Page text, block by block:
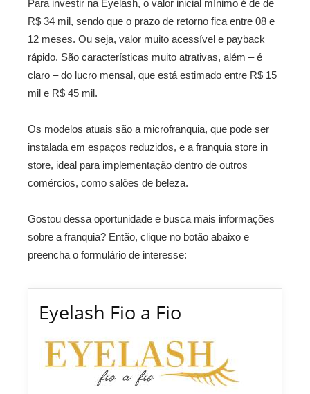
Para investir na Eyelash, o valor inicial mínimo é de de
R$ 34 mil, sendo que o prazo de retorno fica entre 08 e
12 meses. Ou seja, valor muito acessível e payback
rápido. São características muito atrativas, além – é
claro – do lucro mensal, que está estimado entre R$ 15
mil e R$ 45 mil.
Os modelos atuais são a microfranquia, que pode ser
instalada em espaços reduzidos, e a franquia store in
store, ideal para implementação dentro de outros
comércios, como salões de beleza.
Gostou dessa oportunidade e busca mais informações
sobre a franquia? Então, clique no botão abaixo e
preencha o formulário de interesse:
Eyelash Fio a Fio